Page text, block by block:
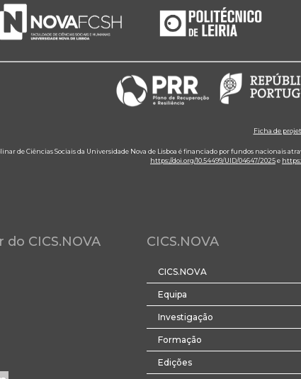
Ficha de
de Ciências Sociais da Universidade Nova de Lisboa é financiado por fundos nacionais
https://doi.org/10.54499/UID/04647/2025e
CICS.NOVA CICS.NOVA
CICS.NOVA
Equipa
Investigação
Formação
Edições